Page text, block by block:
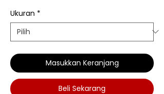
Ukuran *
Masukkan Keranjang
Beli Sekarang